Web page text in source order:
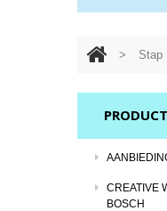
> Stap
CREATIVE
BOSCH